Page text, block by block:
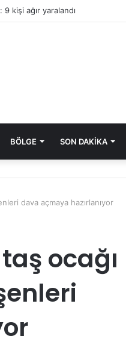
9 kişi ağır yaralandı
BÖLGE SON DAKIKA
dava açmaya hazırlanıyor
ocağı